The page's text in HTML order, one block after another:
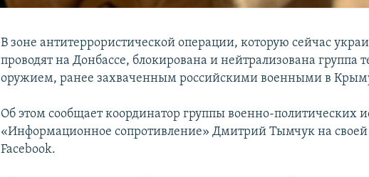
В зоне антитеррористической операции, которую сейчас
проводят на Донбассе, блокирована и нейтрализована группа
оружием, ранее захваченным российскими военными в
Об этом сообщает координатор группы военно-политических
«Информационное сопротивление» Дмитрий Тымчук на своей
Facebook.